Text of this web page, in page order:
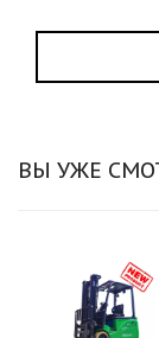
ВЫ УЖЕ